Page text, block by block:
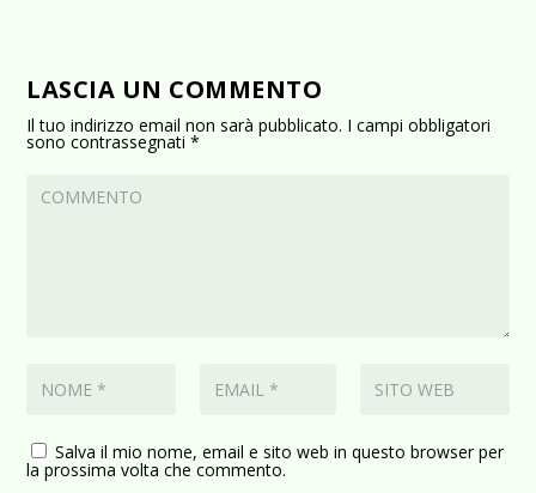
LASCIA UN COMMENTO
Il tuo indirizzo email non sarà pubblicato. I campi obbligatori
sono contrassegnati*
Salva il mio nome, email e sito web in questo browser per
la prossima volta che commento.